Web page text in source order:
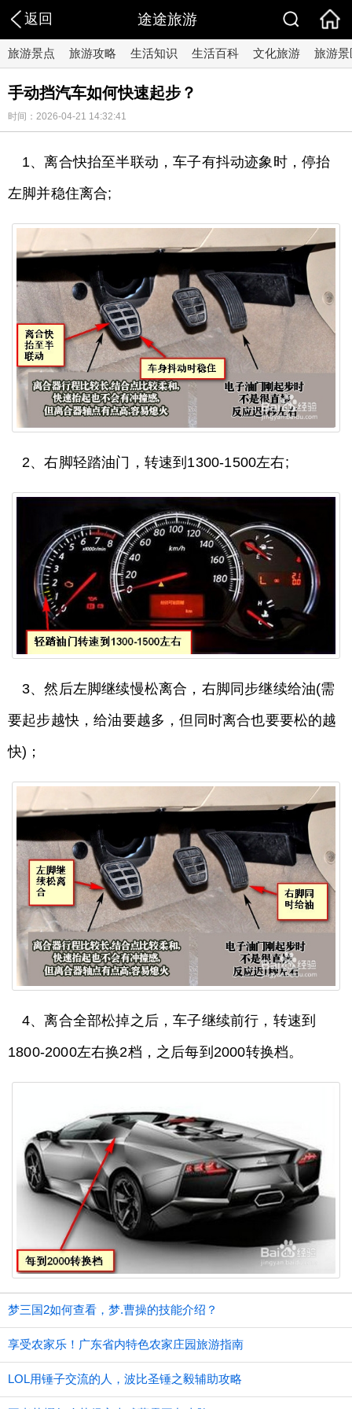
返回 途途旅游
旅游景点 旅游攻略 生活知识 生活百科 文化旅游 旅游景
手动挡汽车如何快速起步？
时间：2026-04-21 14:32:41
1、离合快抬至半联动，车子有抖动迹象时，停抬
左脚并稳住离合;
2、右脚轻踏油门，转速到1300-1500左右;
3、然后左脚继续慢松离合，右脚同步继续给油(需
要起步越快，给油要越多，但同时离合也要要松的越
快)；
4、离合全部松掉之后，车子继续前行，转速到
1800-2000左右换2档，之后每到2000转换档。
梦三国2如何查看，梦.曹操的技能介绍？
享受农家乐！广东省内特色农家庄园旅游指南
LOL用锤子交流的人，波比圣锤之毅辅助攻略